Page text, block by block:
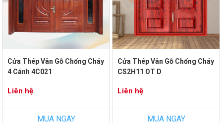
Cửa Thép Vân Gỗ Chống Cháy
4 Cánh 4C021
Liên hệ
MUA NGAY
Cửa Thép Vân Gỗ Chống Cháy
CS2H11 OT D
Liên hệ
MUA NGAY